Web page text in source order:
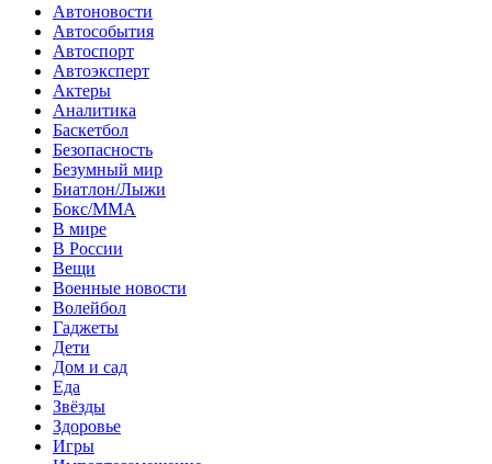
Автоновости
Автособытия
Автоспорт
Автоэксперт
Актеры
Аналитика
Баскетбол
Безопасность
Безумный мир
Биатлон/Лыжи
Бокс/MMA
В мире
В России
Вещи
Военные новости
Волейбол
Гаджеты
Дети
Дом и сад
Еда
Звёзды
Здоровье
Игры